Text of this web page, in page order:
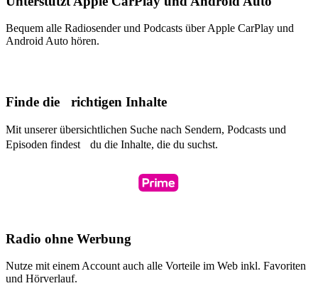
Bequem alle Radiosender und Podcasts über Apple CarPlay und
Android Auto hören.
Finde die richtigen Inhalte
Mit unserer übersichtlichen Suche nach Sendern, Podcasts und
Episoden findest du die Inhalte, die du suchst.
Radio ohne Werbung
Nutze mit einem Account auch alle Vorteile im Web inkl. Favoriten
und Hörverlauf.